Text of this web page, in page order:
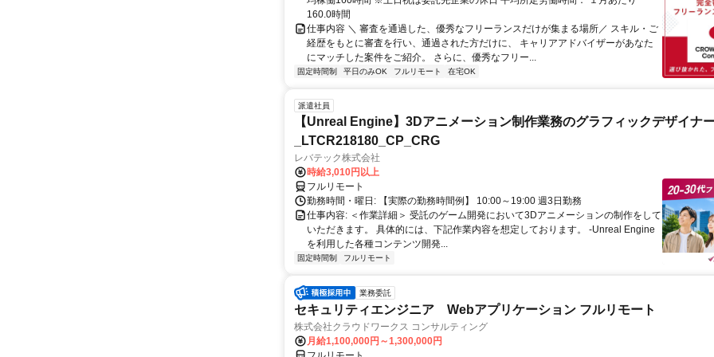
160.0時間
仕事内容 ＼ 審査を通過した、優秀なフリーランスだけが集まる場所／ スキル・ご
経歴をもとに審査を行い、通過された方だけに、 キャリアアドバイザーがあなた
にマッチした案件をご紹介。 さらに、優秀なフリー...
固定時間制 平日のみOK フルリモート 在宅OK
派遣社員
【Unreal Engine】3Dアニメーション制作業務のグラフィックデザイナ
_LTCR218180_CP_CRG
レバテック株式会社
時給3,010円以上
フルリモート
勤務時間・曜日: 【実際の勤務時間例】 10:00～19:00 週3日勤務
仕事内容: ＜作業詳細＞ 受託のゲーム開発において3Dアニメーションの制作をして
いただきます。 具体的には、下記作業内容を想定しております。 -Unreal Engine
を利用した各種コンテンツ開発...
固定時間制 フルリモート
業務委託
セキュリティエンジニア Webアプリケーション フルリモート
株式会社クラウドワークス コンサルティング
月給1,100,000円～1,300,000円